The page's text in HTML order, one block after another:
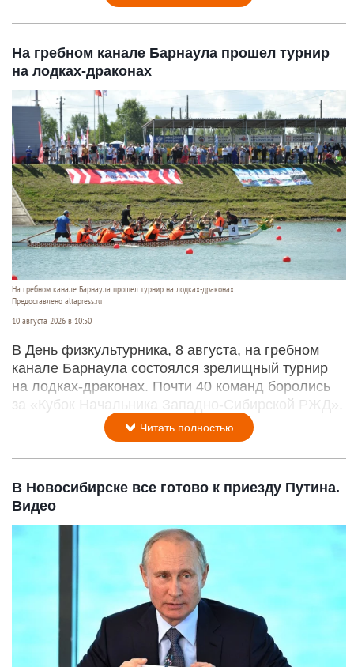
На гребном канале Барнаула прошел турнир
на лодках-драконах
На гребном канале Барнаула прошел турнир на лодках-драконах.
Предоставлено altapress.ru
10 августа 2026 в 10:50
В День физкультурника, 8 августа, на гребном
канале Барнаула состоялся зрелищный турнир
на лодках-драконах. Почти 40 команд боролись
за «Кубок Начальника Западно-Сибирской РЖД».
Читать полностью
В Новосибирске все готово к приезду Путина.
Видео